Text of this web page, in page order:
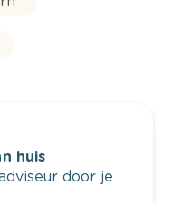
huis
door je